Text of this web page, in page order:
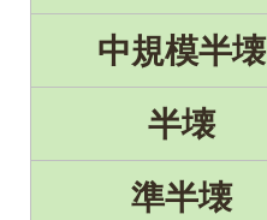
中規模半壊
半壊
準半壊